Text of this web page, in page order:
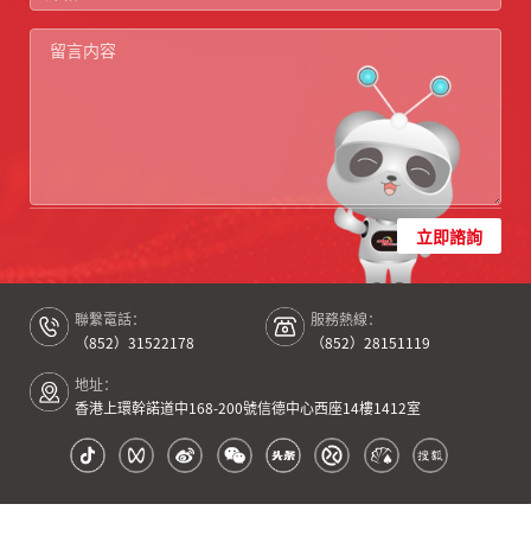
立即諮詢
聯繫電話：
（852）31522178
服務熱線：
（852）28151119
地址：
香港上環幹諾道中168-200號信德中心西座14樓1412室